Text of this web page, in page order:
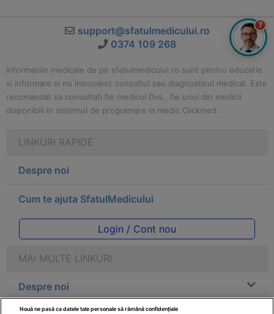
support@sfatulmedicului.ro
0374 109 268
Informatiile medicale de pe sfatulmedicului.ro sunt pentru educatie
si informare si nu inlocuiesc consultul sau diagnosticul medical. Este
recomandat sa consultati fie medicul Dvs., fie unul din medicii
disponibili in sistemul de programare la medic Clickmed.
LINKURI RAPIDE
Despre noi
Cum te ajuta SfatulMedicului
Login / Cont nou
MAI MULTE LINKURI
Despre noi
?
Nouă ne pasă ca datele tale personale să rămână confidențiale